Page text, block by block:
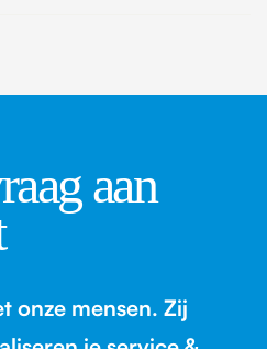
aan
onze mensen. Zij